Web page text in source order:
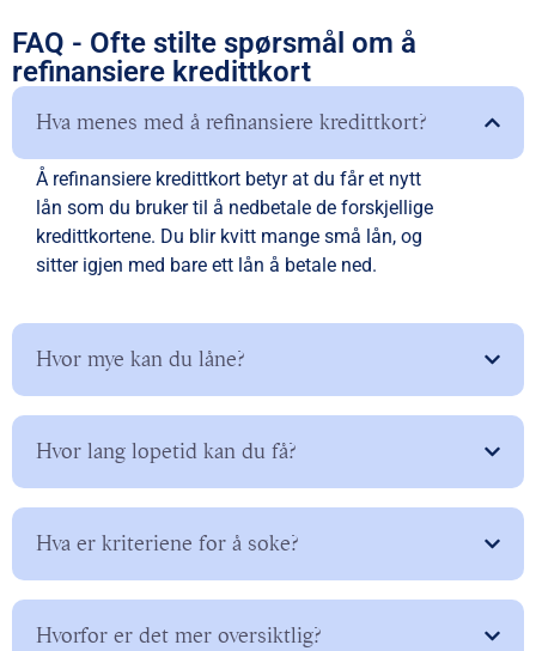
FAQ - Ofte stilte spørsmål om å
refinansiere kredittkort
Hva menes med å refinansiere kredittkort?
Å refinansiere kredittkort betyr at du får et nytt
lån som du bruker til å nedbetale de forskjellige
kredittkortene. Du blir kvitt mange små lån, og
sitter igjen med bare ett lån å betale ned.
Hvor mye kan du låne?
Hvor lang løpetid kan du få?
Hva er kriteriene for å søke?
Hvorfor er det mer oversiktlig?